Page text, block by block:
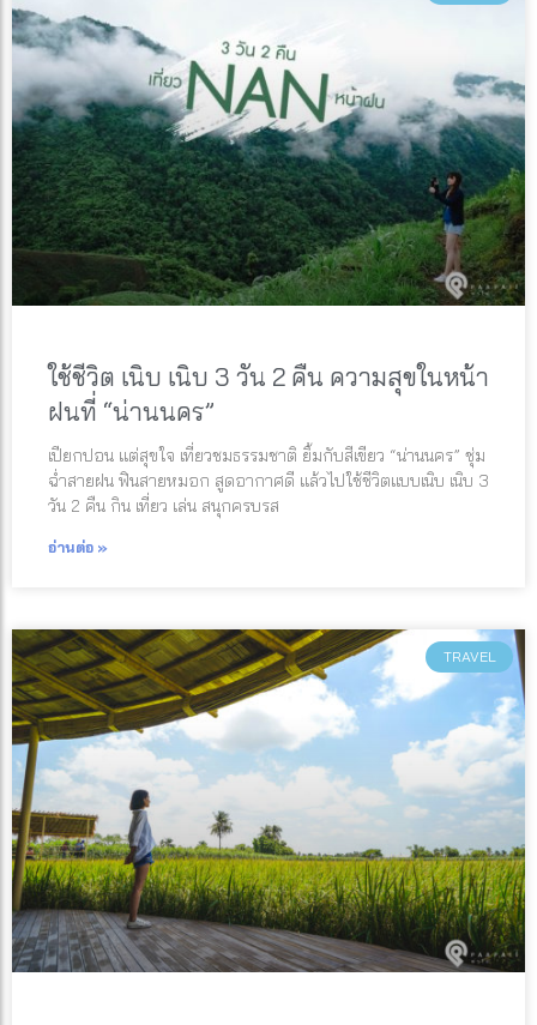
ใช้ชีวิต เนิบ เนิบ 3 วัน 2 คืน ความสุขในหน้า
ฝนที่ “น่านนคร”
เปียกปอน แต่สุขใจ เที่ยวชมธรรมชาติ ยิ้มกับสีเขียว “น่านนคร” ชุ่ม
ฉ่ำสายฝน ฟินสายหมอก สูดอากาศดี แล้วไปใช้ชีวิตแบบเนิบ เนิบ 3
วัน 2 คืน กิน เที่ยว เล่น สนุกครบรส
อ่านต่อ »
TRAVEL